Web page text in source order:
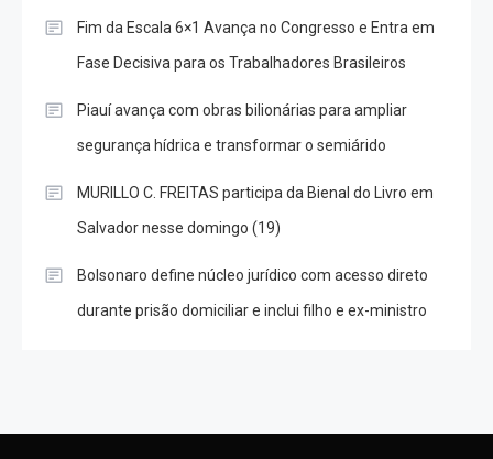
Fim da Escala 6×1 Avança no Congresso e Entra em
Fase Decisiva para os Trabalhadores Brasileiros
Piauí avança com obras bilionárias para ampliar
segurança hídrica e transformar o semiárido
MURILLO C. FREITAS participa da Bienal do Livro em
Salvador nesse domingo (19)
Bolsonaro define núcleo jurídico com acesso direto
durante prisão domiciliar e inclui filho e ex-ministro